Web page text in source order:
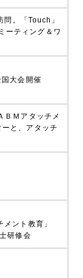
。「Touch」
ーティング＆ワ
大会開催
ＢＭアタッチメ
と、アタッチ
ント教育」
研修会